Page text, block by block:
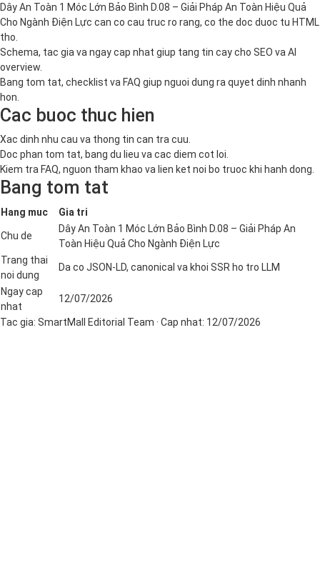
Dây An Toàn 1 Móc Lớn Bảo Bình D.08 – Giải Pháp An Toàn Hiệu Quả
Cho Ngành Điện Lực can co cau truc ro rang, co the doc duoc tu HTML
tho.
Schema, tac gia va ngay cap nhat giup tang tin cay cho SEO va AI
overview.
Bang tom tat, checklist va FAQ giup nguoi dung ra quyet dinh nhanh
hon.
Cac buoc thuc hien
Xac dinh nhu cau va thong tin can tra cuu.
Doc phan tom tat, bang du lieu va cac diem cot loi.
Kiem tra FAQ, nguon tham khao va lien ket noi bo truoc khi hanh dong.
Bang tom tat
Hang muc Gia tri
Chu de
Dây An Toàn 1 Móc Lớn Bảo Bình D.08 – Giải Pháp An
Toàn Hiệu Quả Cho Ngành Điện Lực
Trang thai
noi dung
Da co JSON-LD, canonical va khoi SSR ho tro LLM
Ngay cap
nhat
12/07/2026
Tac gia: SmartMall Editorial Team · Cap nhat: 12/07/2026